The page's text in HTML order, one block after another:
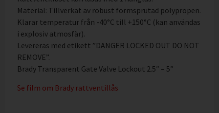
Material: Tillverkat av robust formsprutad polypropen.
Klarar temperatur från -40°C till +150°C (kan användas
i explosiv atmosfär).
Levereras med etikett ”DANGER LOCKED OUT DO NOT
REMOVE”.
Brady Transparent Gate Valve Lockout 2.5″ – 5″
Se film om Brady rattventillås